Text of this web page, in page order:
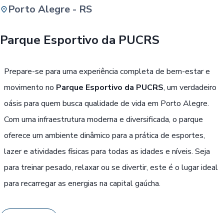
Porto Alegre - RS
Parque Esportivo da PUCRS
Prepare-se para uma experiência completa de bem-estar e
movimento no Parque Esportivo da PUCRS, um verdadeiro
oásis para quem busca qualidade de vida em Porto Alegre.
Com uma infraestrutura moderna e diversificada, o parque
oferece um ambiente dinâmico para a prática de esportes,
lazer e atividades físicas para todas as idades e níveis. Seja
para treinar pesado, relaxar ou se divertir, este é o lugar ideal
para recarregar as energias na capital gaúcha.